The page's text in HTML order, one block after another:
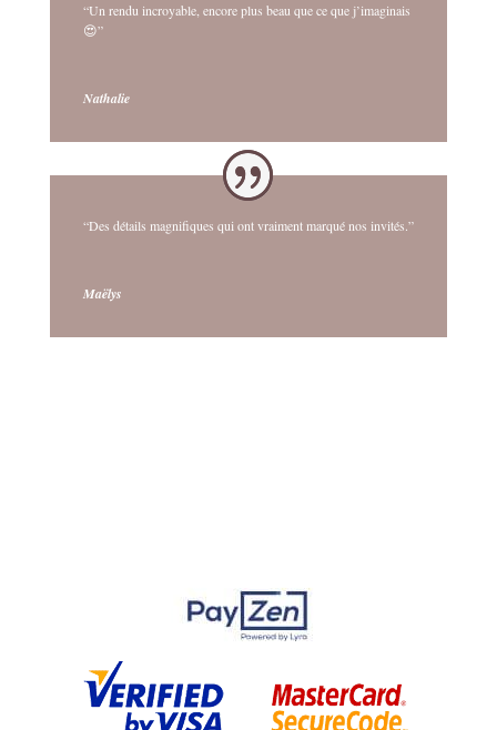
“Un rendu incroyable, encore plus beau que ce que j’imaginais
😍”
Nathalie
“Des détails magnifiques qui ont vraiment marqué nos invités.”
Maëlys